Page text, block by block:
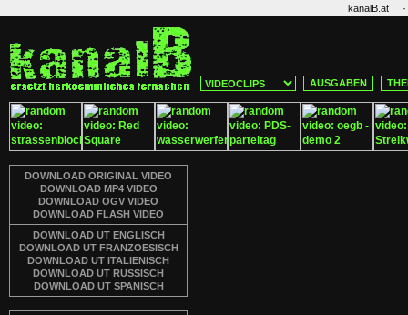
kanalB.at ·
AUSGABEN
DOWNLOAD ORIGINAL VIDEO
DOWNLOAD MP4 VIDEO
DOWNLOAD OGV VIDEO
DOWNLOAD FLASH VIDEO
DOWNLOAD UT ENGLISCH
DOWNLOAD UT FRANZOESISCH
DOWNLOAD UT ITALIENISCH
DOWNLOAD UT RUSSISCH
DOWNLOAD UT SPANISCH